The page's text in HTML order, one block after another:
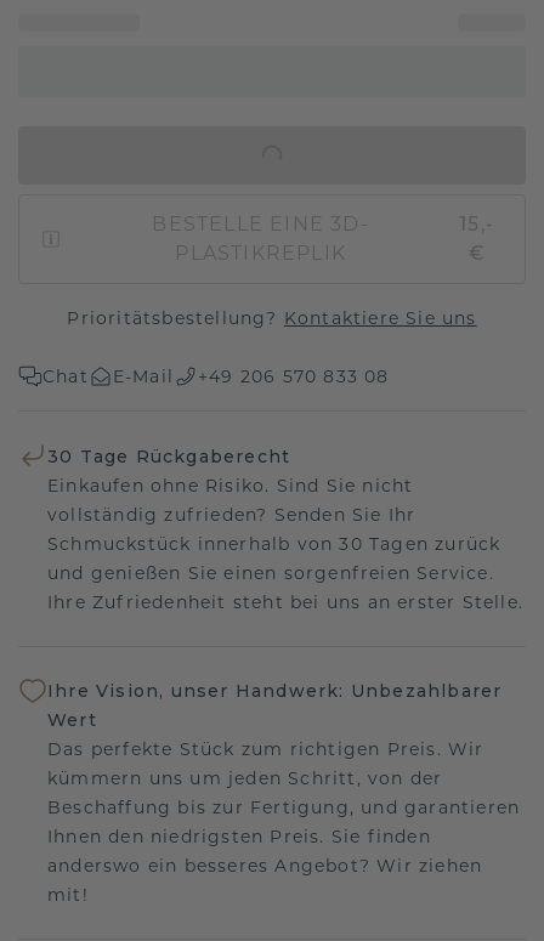
BESTELLE EINE 3D-
PLASTIKREPLIK
15,-
€
Prioritätsbestellung? Kontaktiere Sie uns
Chat E-Mail +49 206 570 833 08
30 Tage Rückgaberecht
Einkaufen ohne Risiko. Sind Sie nicht
vollständig zufrieden? Senden Sie Ihr
Schmuckstück innerhalb von 30 Tagen zurück
und genießen Sie einen sorgenfreien Service.
Ihre Zufriedenheit steht bei uns an erster Stelle.
Ihre Vision, unser Handwerk: Unbezahlbarer
Wert
Das perfekte Stück zum richtigen Preis. Wir
kümmern uns um jeden Schritt, von der
Beschaffung bis zur Fertigung, und garantieren
Ihnen den niedrigsten Preis. Sie finden
anderswo ein besseres Angebot? Wir ziehen
mit!